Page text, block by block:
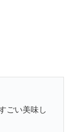
ごい美味し